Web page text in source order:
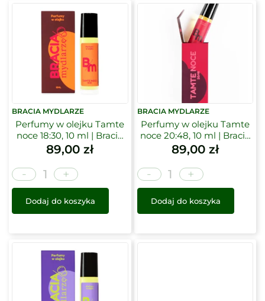
BRACIA MYDLARZE
Perfumy w olejku Tamte
noce 18:30, 10 ml | Bracia
Mydlarze
89,00zł
-
+
Dodaj do koszyka
BRACIA MYDLARZE
Perfumy w olejku Tamte
noce 20:48, 10 ml | Bracia
Mydlarze
89,00 zł
-
+
Dodaj do koszyka